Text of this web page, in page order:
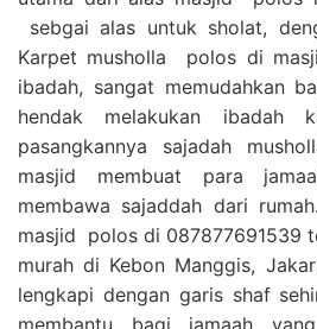
sebgai alas untuk sholat,
Karpet musholla polos di
ibadah, sangat memudahkan
hendak melakukan
pasangkannya sajadah
masjid membuat para
membawa sajaddah dari
masjid polos di 087877691539
murah di Kebon Manggis,
lengkapi dengan garis shaf
membantu bagi jamaah